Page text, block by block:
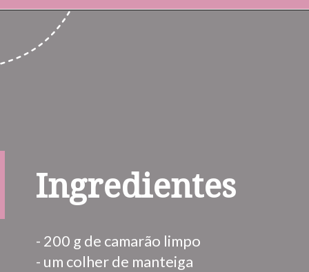
Ingredientes
- 200 g de camarão limpo
- um colher de manteiga